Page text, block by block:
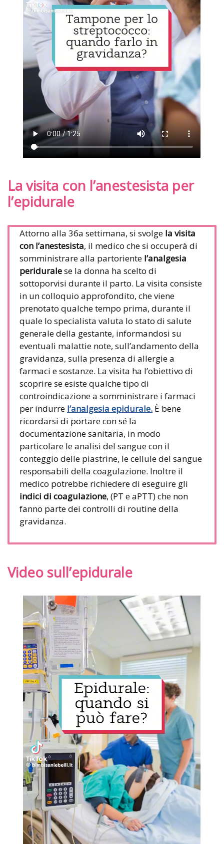
La visita con l’anestesista per
l’epidurale
Attorno alla 36a settimana, si svolge la visita
con l’anestesista, il medico che si occuperà di
somministrare alla partoriente l’analgesia
periduralese la donna ha scelto di
sottoporvisi durante il parto. La visita consiste
in un colloquio approfondito, che viene
prenotato qualche tempo prima, durante il
quale lo specialista valuta lo stato di salute
generale della gestante, informandosi su
eventuali malattie note, sull’andamento della
gravidanza, sulla presenza di allergie a
farmaci e sostanze. La visita ha l’obiettivo di
scoprire se esiste qualche tipo di
controindicazione a somministrare i farmaci
per indurre l’analgesia epidurale. È bene
ricordarsi di portare con sé la
documentazione sanitaria, in modo
particolare le analisi del sangue con il
conteggio delle piastrine, le cellule del sangue
responsabili della coagulazione. Inoltre il
medico potrebbe richiedere di eseguire gli
indici di coagulazione, (PT e aPTT) che non
fanno parte dei controlli di routine della
gravidanza.
Video sull’epidurale